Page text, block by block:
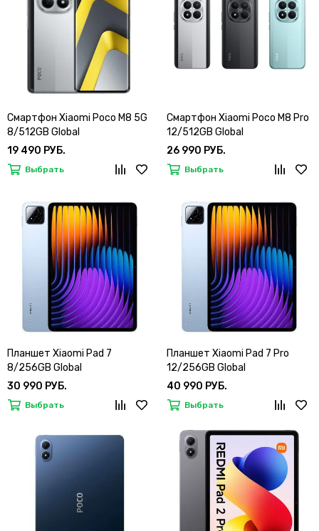
Смартфон Xiaomi Poco M8 5G
8/512GB Global
19 490 РУБ.
Выбрать
Смартфон Xiaomi Poco M8 Pro
12/512GB Global
26 990 РУБ.
Выбрать
Планшет Xiaomi Pad 7
8/256GB Global
30 990 РУБ.
Выбрать
Планшет Xiaomi Pad 7 Pro
12/256GB Global
40 990 РУБ.
Выбрать